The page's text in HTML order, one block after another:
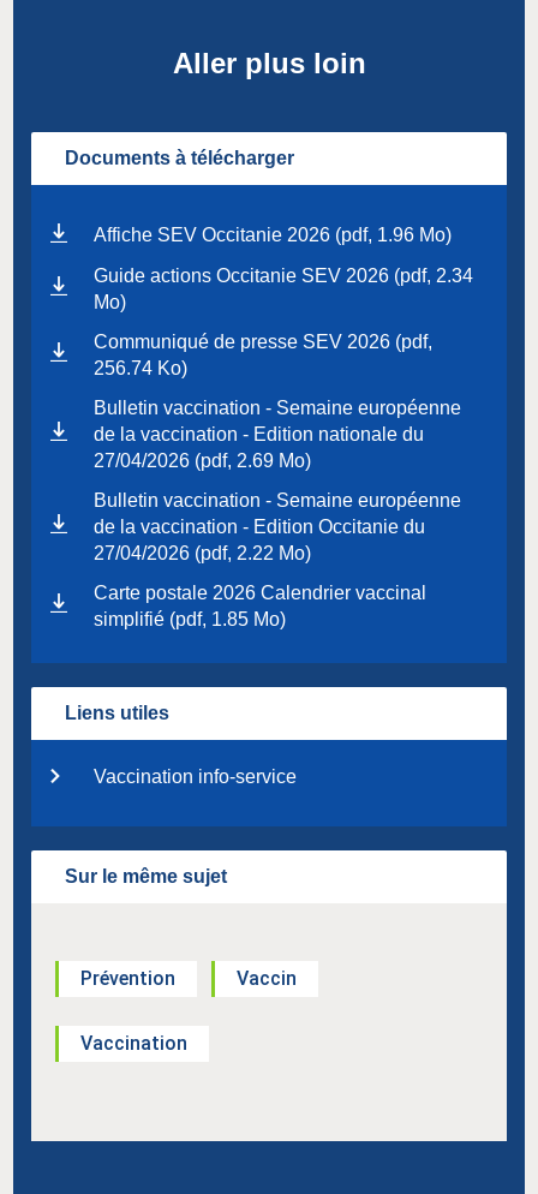
Aller plus loin
Documents à télécharger
Affiche SEV Occitanie 2026 (pdf, 1.96 Mo)
Guide actions Occitanie SEV 2026 (pdf, 2.34
Mo)
Communiqué de presse SEV 2026 (pdf,
256.74 Ko)
Bulletin vaccination - Semaine européenne
de la vaccination - Edition nationale du
27/04/2026 (pdf, 2.69 Mo)
Bulletin vaccination - Semaine européenne
de la vaccination - Edition Occitanie du
27/04/2026 (pdf, 2.22 Mo)
Carte postale 2026 Calendrier vaccinal
simplifié (pdf, 1.85 Mo)
Liens utiles
Vaccination info-service
Sur le même sujet
Prévention Vaccin
Vaccination